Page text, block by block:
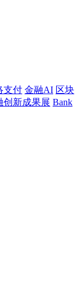
支付 金融AI 区块
创新成果展 Bank